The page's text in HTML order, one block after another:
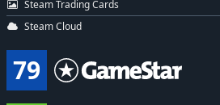
Steam Trading Cards
Steam Cloud
79